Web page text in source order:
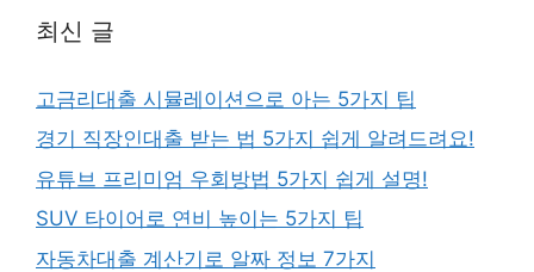
최신 글
고금리대출 시뮬레이션으로 아는 5가지 팁
경기 직장인대출 받는 법 5가지 쉽게 알려드려요!
유튜브 프리미엄 우회방법 5가지 쉽게 설명!
SUV 타이어로 연비 높이는 5가지 팁
자동차대출 계산기로 알짜 정보 7가지